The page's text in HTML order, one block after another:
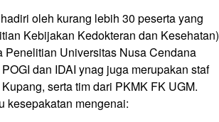
oleh kurang lebih 30 peserta yang
Kebijakan Kedokteran dan Kesehatan)
Universitas Nusa Cendana
dan IDAI ynag juga merupakan staf
serta tim dari PKMK FK UGM.
kesepakatan mengenai: